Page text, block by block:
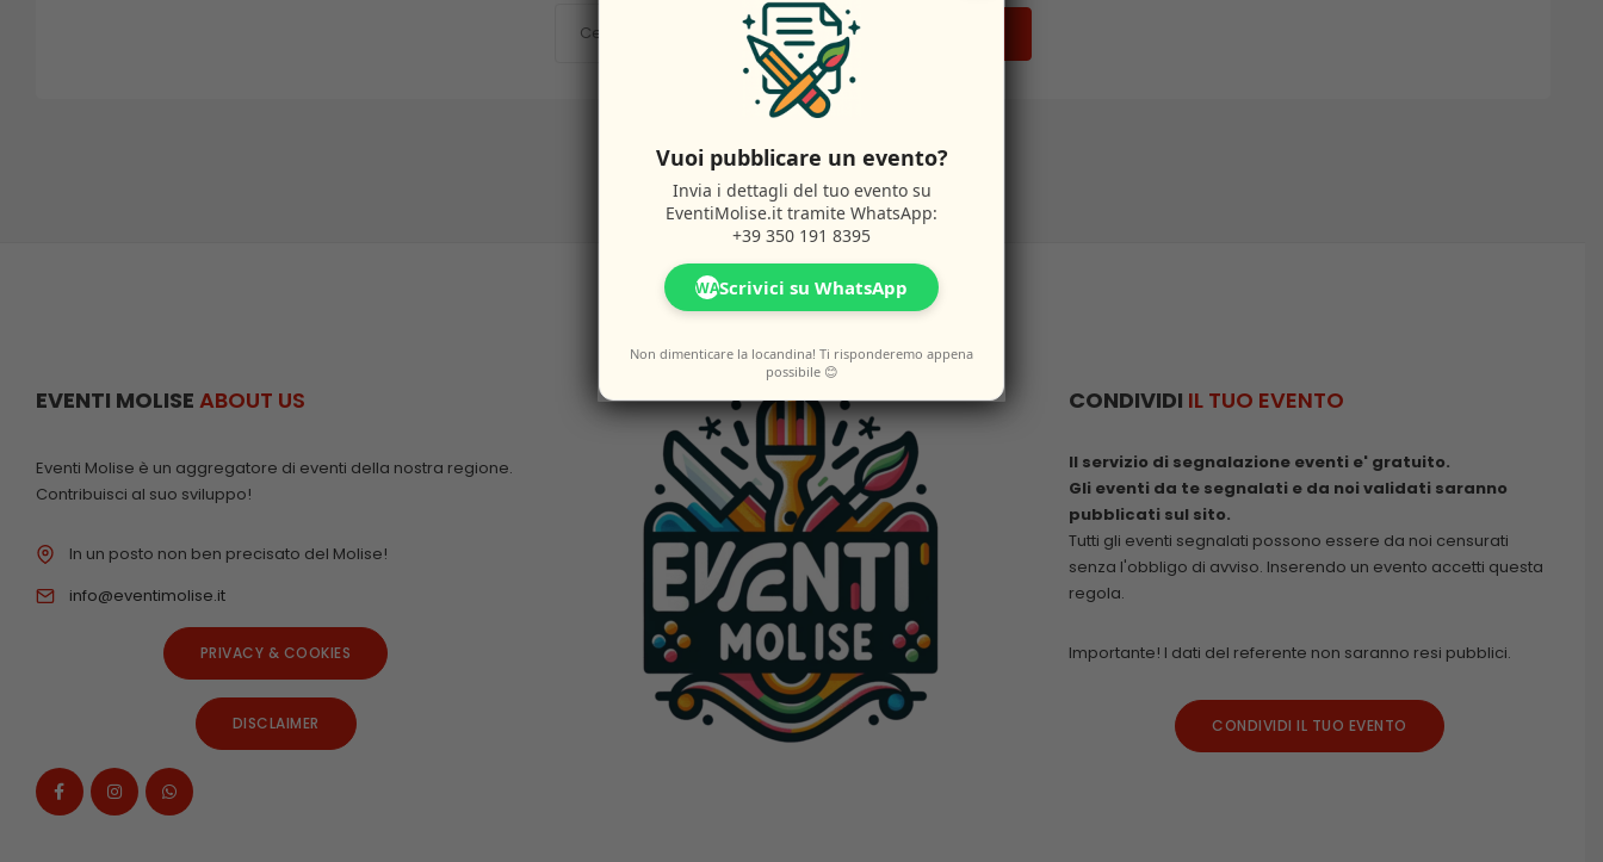
EVENTI MOLISE ABOUT US
Eventi Molise è un aggregatore di eventi della nostra regione.
Contribuisci al suo sviluppo!
In un posto non ben precisato del Molise!
info@eventimolise.it
PRIVACY & COOKIES
DISCLAIMER
CONDIVIDI IL TUO EVENTO
Il servizio di segnalazione eventi e' gratuito.
Gli eventi da te segnalati e da noi validati saranno
pubblicati sul sito.
Tutti gli eventi segnalati possono essere da noi censurati
senza l'obbligo di avviso. Inserendo un evento accetti questa
regola.
Importante! I dati del referente non saranno resi pubblici.
CONDIVIDI IL TUO EVENTO
Vuoi pubblicare un evento?
Invia i dettagli del tuo evento su
EventiMolise.it tramite WhatsApp:
+39 350 191 8395
WAScrivici su WhatsApp
Non dimenticare la locandina! Ti risponderemo appena
possibile 😊